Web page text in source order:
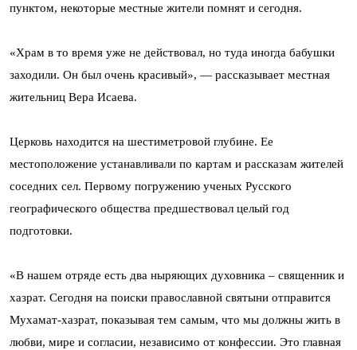
пунктом, некоторые местные жители помнят и сегодня.
«Храм в то время уже не действовал, но туда иногда бабушки
заходили. Он был очень красивый», — рассказывает местная
жительниц Вера Исаева.
Церковь находится на шестиметровой глубине. Ее
местоположение устанавливали по картам и рассказам жителей
соседних сел. Первому погружению ученых Русского
географического общества предшествовал целый год
подготовки.
«В нашем отряде есть два ныряющих духовника – священник и
хазрат. Сегодня на поиски православной святыни отправится
Мухамат-хазрат, показывая тем самым, что мы должны жить в
любви, мире и согласии, независимо от конфессии. Это главная